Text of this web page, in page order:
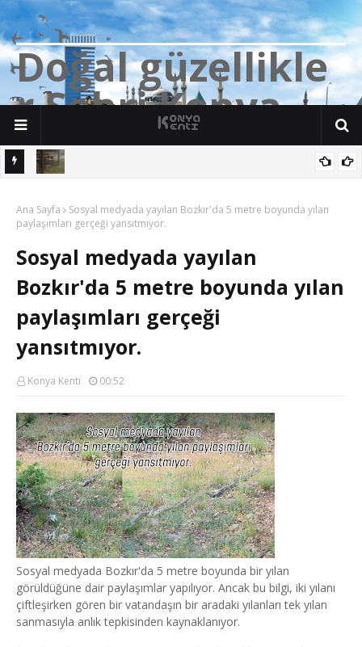
Doğalgüzellikle
rŞehriKonya
Ana Sayfa
Sosyal medyada yayılan Bozkır'da 5 metre boyunda yılan
paylaşımları gerçeği yansıtmıyor.
Sosyal medyada yayılan
Bozkır'da 5 metre boyunda yılan
paylaşımları gerçeği
yansıtmıyor.
Konya Kenti 00:52
Sosyal medyada Bozkır'da 5 metre boyunda bir yılan
görüldüğüne dair paylaşımlar yapılıyor. Ancak bu bilgi, iki yılanı
çiftleşirken gören bir vatandaşın bir aradaki yılanları tek yılan
sanmasıyla anlık tepkisinden kaynaklanıyor.